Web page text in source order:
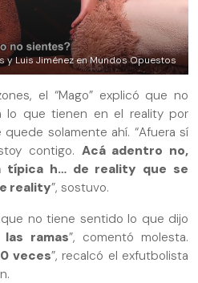
y Luis Jiménez en Mundos Opuestos
el “Mago” explicó que no
lo que tienen en el reality por
solamente ahí. “Afuera sí
contigo. Acá adentro no,
típica h… de reality que se
reality”, sostuvo.
no tiene sentido lo que dijo
ramas”, comentó molesta.
veces”, recalcó el exfutbolista